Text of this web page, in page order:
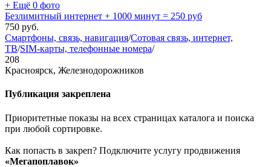
+ Ещё 0 фото
Безлимитный интернет + 1000 минут = 250 руб
750 руб.
Смартфоны, связь, навигация/Сотовая связь, интернет,
ТВ/SIM-карты, телефонные номера/
208
Красноярск, Железнодорожников
Публикация закреплена
Приоритетные показы на всех страницах каталога и поиска
при любой сортировке.
Как попасть в закреп? Подключите услугу продвижения
«Мегапоплавок»